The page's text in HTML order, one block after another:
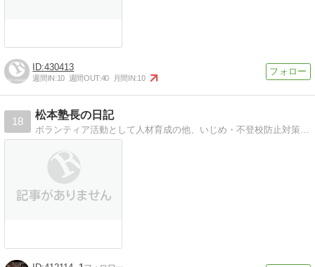
430413
週間IN:10 週間OUT:40 月間IN:10
18
松本塾長の日記
ボランティア活動として人材育成の他、いじめ・不登校防止対策の活動を行っています。